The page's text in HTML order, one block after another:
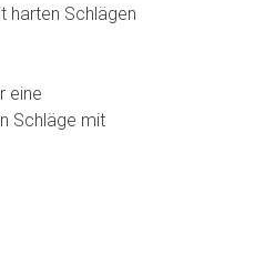
harten Schlägen
eine
Schläge mit